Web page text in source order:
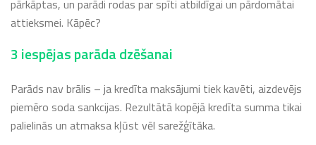
pārkāptas, un parādi rodas par spīti atbildīgai un pārdomātai
attieksmei. Kāpēc?
3 iespējas parāda dzēšanai
Parāds nav brālis – ja kredīta maksājumi tiek kavēti, aizdevējs
piemēro soda sankcijas. Rezultātā kopējā kredīta summa tikai
palielinās un atmaksa kļūst vēl sarežģītāka.